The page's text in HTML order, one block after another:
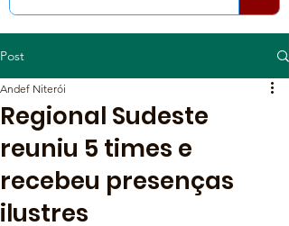
Post
Regional Sudeste
reuniu 5 times e
recebeu presenças
ilustres
Andef Niterói